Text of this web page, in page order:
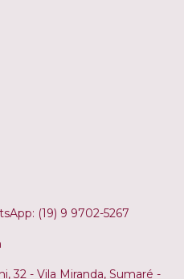
(19) 9 9702-5267
32 - Vila Miranda, Sumaré -